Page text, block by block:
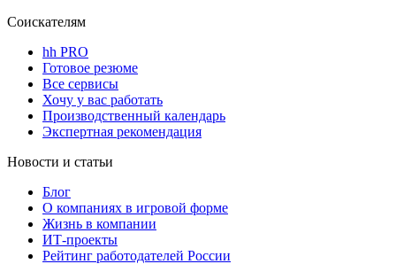
Соискателям
hh PRO
Готовое резюме
Все сервисы
Хочу у вас работать
Производственный календарь
Экспертная рекомендация
Новости и статьи
Блог
О компаниях в игровой форме
Жизнь в компании
ИТ-проекты
Рейтинг работодателей России